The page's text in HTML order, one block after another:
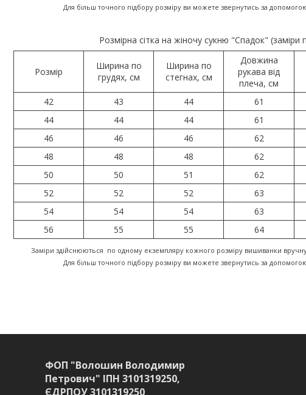
Для більш точного підбору розміру ви можете звернутись за
Розмірна сітка на жіночу сукню "Спадок" (заміри
Розмір
Ширина по
грудях, см
Ширина по
стегнах, см
Довжина
рукава від
плеча, см
42 43 44 61
44
44 44 61
46
46 46 62
48
48 48 62
50
50 51 62
52
52 52 63
54
54 54 63
56
55 55 64
Заміри здійснюються по одному екземпляру кожного розміру вишиванки
Для більш точного підбору розміру ви можете звернутись за
ФОП "Волошин Володимир
Петрович" ІПН 3101319250,
ЄДРПОУ 3101319250